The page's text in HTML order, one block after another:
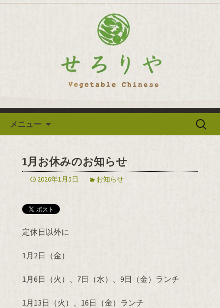
逗子の野菜を使った創作中華
「せろりや」のブログ
逗子の野菜を使った創作中華「せろり
メニュー
検
1月お休みのお知らせ
2026年1月5日 お知らせ
定休日以外に
1月2日（金）
1月6日（火）、7日（水）、9日（金）ランチ
1月13日（火）、16日（金）ランチ